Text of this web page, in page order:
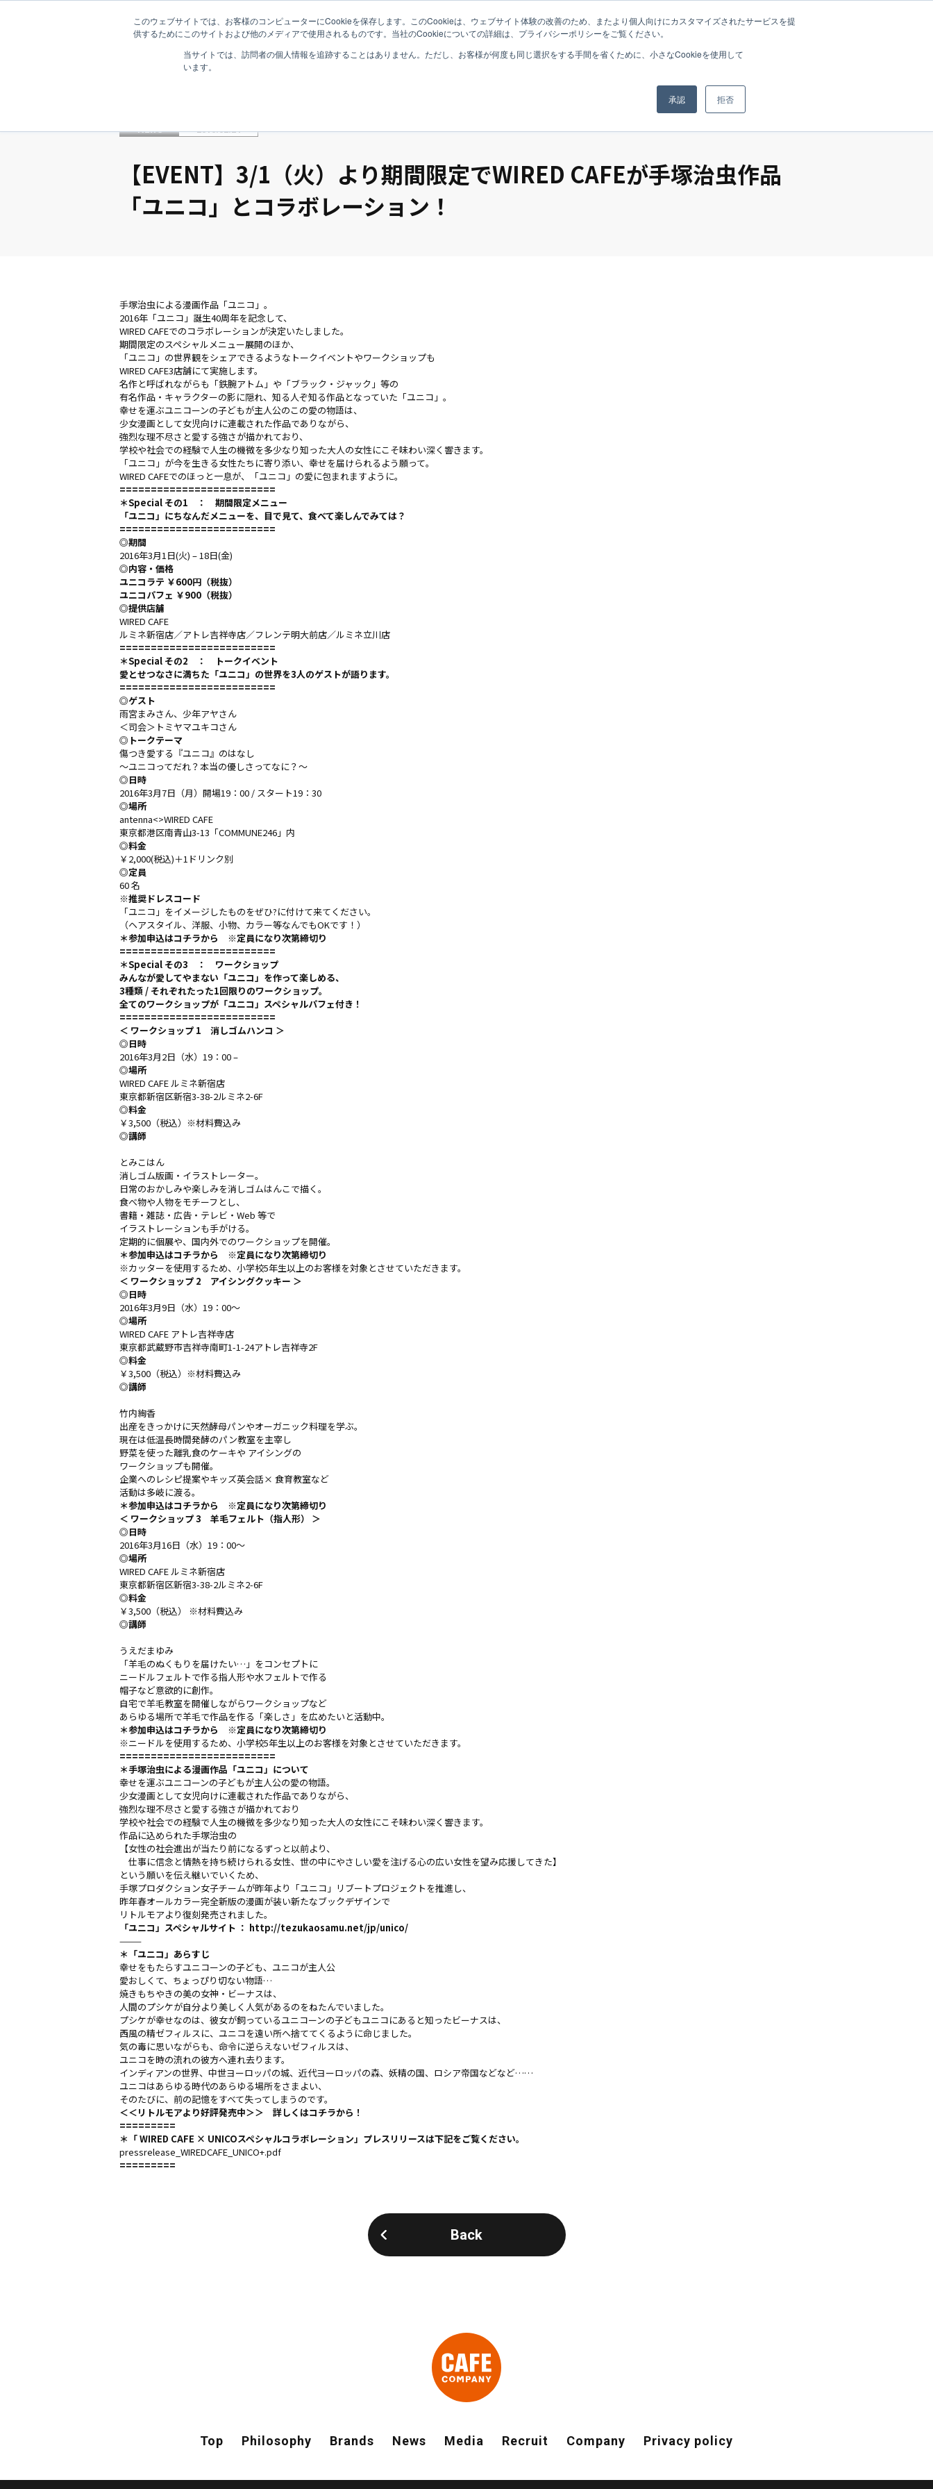
このウェブサイトでは、お客様のコンピューターにCookieを保存します。このCookieは、ウェブサイト体験の改善のため、またより個人向けにカスタマイズされたサービスを提
供するためにこのサイトおよび他のメディアで使用されるものです。当社のCookieについての詳細は、プライバシーポリシーをご覧ください。
当サイトでは、訪問者の個人情報を追跡することはありません。ただし、お客様が何度も同じ選択をする手間を省くために、小さなCookieを使用して
います。
承認 拒否
Top Philosophy Brands
NEWS 2016.02.24
【EVENT】3/1（火）より期間限定でWIRED CAFEが手塚治虫作品
「ユニコ」とコラボレーション！
手塚治虫による漫画作品「ユニコ」。
2016年「ユニコ」誕生40周年を記念して、
WIRED CAFEでのコラボレーションが決定いたしました。
期間限定のスペシャルメニュー展開のほか、
「ユニコ」の世界観をシェアできるようなトークイベントやワークショップも
WIRED CAFE3店舗にて実施します。
名作と呼ばれながらも「鉄腕アトム」や「ブラック・ジャック」等の
有名作品・キャラクターの影に隠れ、知る人ぞ知る作品となっていた「ユニコ」。
幸せを運ぶユニコーンの子どもが主人公のこの愛の物語は、
少女漫画として女児向けに連載された作品でありながら、
強烈な理不尽さと愛する強さが描かれており、
学校や社会での経験で人生の機微を多少なり知った大人の女性にこそ味わい深く響きます。
「ユニコ」が今を生きる女性たちに寄り添い、幸せを届けられるよう願って。
WIRED CAFEでのほっと一息が、「ユニコ」の愛に包まれますように。
=========================
＊Special その1 ： 期間限定メニュー
「ユニコ」にちなんだメニューを、目で見て、食べて楽しんでみては？
=========================
◎期間
2016年3月1日(火) – 18日(金)
◎内容・価格
ユニコラテ ￥600円（税抜）
ユニコパフェ ￥900（税抜）
◎提供店舗
WIRED CAFE
ルミネ新宿店／アトレ吉祥寺店／フレンテ明大前店／ルミネ立川店
=========================
＊Special その2 ：
トークイベント
愛とせつなさに満ちた「ユニコ」の世界を3人のゲストが語ります。
=========================
◎ゲスト
雨宮まみさん、 少年アヤさん
＜司会＞ トミヤマユキコさん
◎トークテーマ
傷つき愛する『ユニコ』のはなし
〜ユニコってだれ？本当の優しさってなに？〜
◎日時
2016年3月7日（月）開場19：00 / スタート19：30
◎場所
antenna<>WIRED CAFE
東京都港区南青山3-13「COMMUNE246 」内
◎料金
￥2,000(税込)＋1ドリンク別
◎定員
60 名
※推奨ドレスコード
「ユニコ」をイメージしたものをぜひ?に付けて来てください。
（ヘアスタイル、洋服、小物、カラー等なんでもOKです！）
＊参加申込はコチラから ※定員になり次第締切り
=========================
＊Special その3 ： ワークショップ
みんなが愛してやまない「ユニコ」を作って楽しめる、
3種類 / それぞれたった1回限りのワークショップ。
全てのワークショップが「ユニコ」スペシャルパフェ付き！
=========================
＜ ワークショップ 1 消しゴムハンコ ＞
◎日時
2016年3月2日（水）19：00 –
◎場所
WIRED CAFE ルミネ新宿店
東京都新宿区新宿3-38-2ルミネ2-6F
◎料金
￥3,500（税込）※材料費込み
◎講師
とみこはん
消しゴム版画・イラストレーター。
日常のおかしみや楽しみを消しゴムはんこで描く。
食べ物や人物をモチーフとし、
書籍・雑誌・広告・テレビ・Web 等で
イラストレーションも手がける。
定期的に個展や、国内外でのワークショップを開催。
＊参加申込はコチラから ※定員になり次第締切り
※カッターを使用するため、小学校5年生以上のお客様を対象とさせていただきます。
＜ ワークショップ 2 アイシングクッキー ＞
◎日時
2016年3月9日（水）19：00〜
◎場所
WIRED CAFE アトレ吉祥寺店
東京都武蔵野市吉祥寺南町1-1-24アトレ吉祥寺2F
◎料金
￥3,500（税込）※材料費込み
◎講師
竹内絢香
出産をきっかけに天然酵母パンやオーガニック料理を学ぶ。
現在は低温長時間発酵のパン教室を主宰し
野菜を使った離乳食のケーキや アイシングの
ワークショップも開催。
企業へのレシピ提案やキッズ英会話× 食育教室など
活動は多岐に渡る。
＊参加申込はコチラから ※定員になり次第締切り
＜ ワークショップ 3 羊毛フェルト（指人形） ＞
◎日時
2016年3月16日（水）19：00〜
◎場所
WIRED CAFE ルミネ新宿店
東京都新宿区新宿3-38-2ルミネ2-6F
◎料金
￥3,500（税込） ※材料費込み
◎講師
うえだまゆみ
「羊毛のぬくもりを届けたい…」をコンセプトに
ニードルフェルトで作る指人形や水フェルトで作る
帽子など意欲的に創作。
自宅で羊毛教室を開催しながらワークショップなど
あらゆる場所で羊毛で作品を作る「楽しさ」を広めたいと活動中。
＊参加申込はコチラから ※定員になり次第締切り
※ニードルを使用するため、小学校5年生以上のお客様を対象とさせていただきます。
=========================
＊手塚治虫による漫画作品「ユニコ」について
幸せを運ぶユニコーンの子どもが主人公の愛の物語。
少女漫画として女児向けに連載された作品でありながら、
強烈な理不尽さと愛する強さが描かれており
学校や社会での経験で人生の機微を多少なり知った大人の女性にこそ味わい深く響きます。
作品に込められた手塚治虫の
【女性の社会進出が当たり前になるずっと以前より、
仕事に信念と情熱を持ち続けられる女性、世の中にやさしい愛を注げる心の広い女性を望み応援してきた】
という願いを伝え継いでいくため、
手塚プロダクション女子チームが昨年より「ユニコ」リブートプロジェクトを推進し、
昨年春オールカラー完全新版の漫画が装い新たなブックデザインで
リトルモアより復刻発売されました。
「ユニコ」スペシャルサイト ： http://tezukaosamu.net/jp/unico/
———
＊「ユニコ」あらすじ
幸せをもたらすユニコーンの子ども、ユニコが主人公
愛おしくて、ちょっぴり切ない物語…
焼きもちやきの美の女神・ビーナスは、
人間のプシケが自分より美しく人気があるのをねたんでいました。
プシケが幸せなのは、彼女が飼っているユニコーンの子どもユニコにあると知ったビーナスは、
西風の精ゼフィルスに、ユニコを遠い所へ捨ててくるように命じました。
気の毒に思いながらも、命令に逆らえないゼフィルスは、
ユニコを時の流れの彼方へ連れ去ります。
インディアンの世界、中世ヨーロッパの城、近代ヨーロッパの森、妖精の国、ロシア帝国などなど……
ユニコはあらゆる時代のあらゆる場所をさまよい、
そのたびに、前の記憶をすべて失ってしまうのです。
＜＜リトルモアより好評発売中＞＞ 詳しくはコチラから！
=========
＊「 WIRED CAFE × UNICOスペシャルコラボレーション」プレスリリースは下記をご覧ください。
pressrelease_WIREDCAFE_UNICO+.pdf
=========
Back
Top Philosophy Brands News Media Recruit Company Privacy policy